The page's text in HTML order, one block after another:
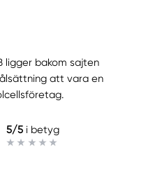
ligger bakom sajten
att vara en
5/5i betyg